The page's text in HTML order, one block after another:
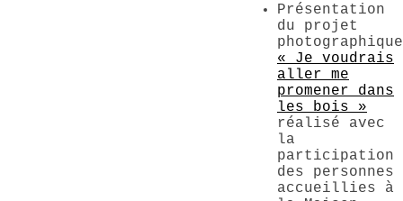
Présentation
du projet
photographique
« Je voudrais
aller me
promener dans
les bois »
réalisé avec
la
participation
des personnes
accueillies à